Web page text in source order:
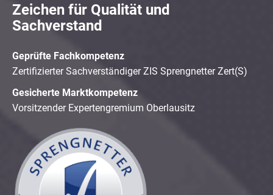
Zeichen für Qualität und
Sachverstand
Geprüfte Fachkompetenz
Zertifizierter Sachverständiger ZIS Sprengnetter Zert(S)
Gesicherte Marktkompetenz
Vorsitzender Expertengremium Oberlausitz